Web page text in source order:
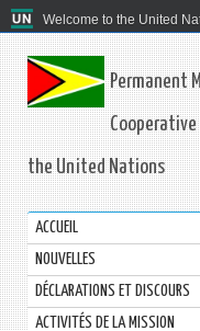
Welcome to the United
Permanent
Cooperative
the United Nations
ACCUEIL
NOUVELLES
DÉCLARATIONS ET DISCOURS
ACTIVITÉS DE LA MISSION